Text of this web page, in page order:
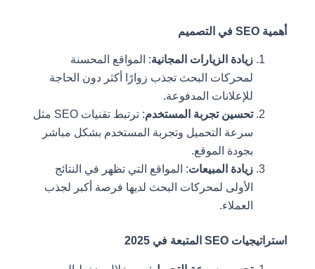
أهمية SEO في التصميم
زيادة الزيارات المجانية: المواقع المحسنة
لمحركات البحث تجذب زوارًا أكثر دون الحاجة
للإعلانات المدفوعة.
تحسين تجربة المستخدم
: ترتبط تقنيات SEO مثل
سرعة التحميل وتجربة المستخدم بشكل مباشر
بجودة الموقع.
زيادة المبيعات: المواقع التي تظهر في النتائج
الأولى لمحركات البحث لديها فرصة أكبر لجذب
العملاء.
استراتيجيات SEO المتبعة في 2025